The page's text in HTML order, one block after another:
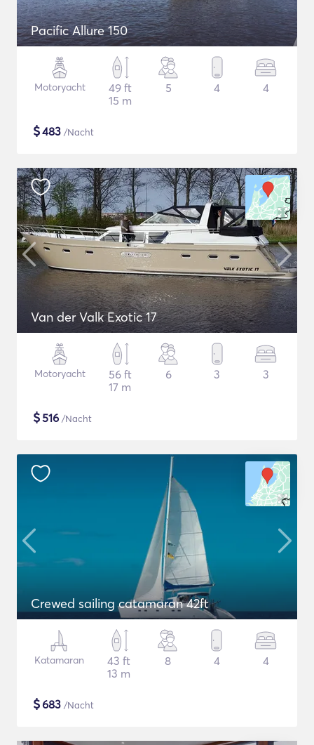
Pacific Allure 150
Motoryacht
49 ft
15 m
5 4 4
$483 /Nacht
Van der Valk Exotic 17
Motoryacht
56 ft
17 m
6 3 3
$516 /Nacht
Crewed sailing catamaran 42ft
Katamaran
43 ft
13 m
8 4 4
$683 /Nacht